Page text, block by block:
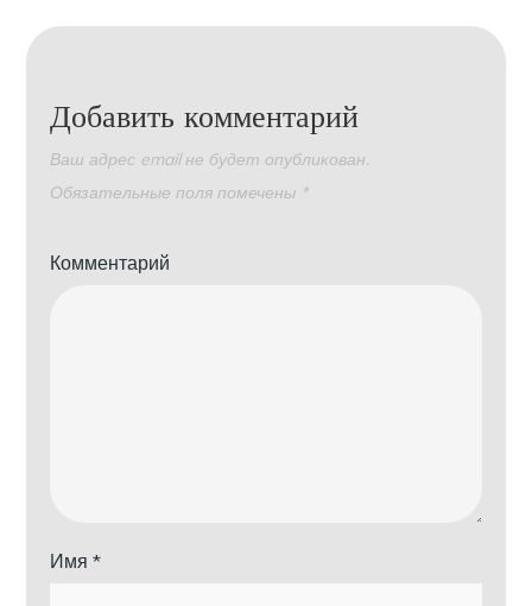
Добавить комментарий
Ваш адрес email не будет опубликован.
Обязательные поля помечены *
Комментарий
Имя*